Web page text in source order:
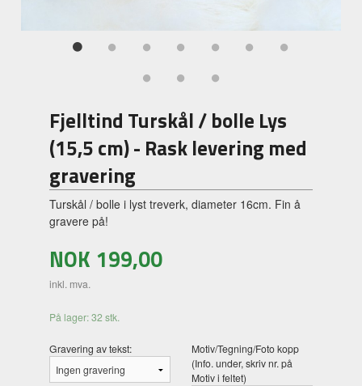
Fjelltind Turskål / bolle Lys
(15,5 cm) - Rask levering med
gravering
Turskål / bolle i lyst treverk, diameter 16cm. Fin å
gravere på!
NOK 199,00
inkl. mva.
På lager: 32 stk.
Gravering av tekst:
Motiv/Tegning/Foto kopp
(Info. under, skriv nr. på
Motiv i feltet)